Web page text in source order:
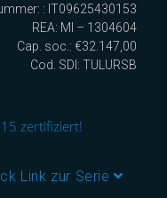
: IT09625430153
REA: MI – 1304604
Cap. soc.: €32.147,00
Cod. SDI: TULURSB
zertifiziert!
Link zur Serie